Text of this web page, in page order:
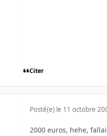
Citer
Posté(e) le 11 octobre
2000 euros, hehe,